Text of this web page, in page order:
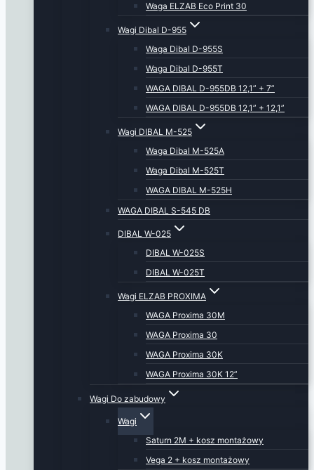
Waga ELZAB Eco Print 30
Wagi Dibal D-955
Waga Dibal D-955S
Waga Dibal D-955T
WAGA DIBAL D-955DB 12,1” + 7”
WAGA DIBAL D-955DB 12,1” + 12,1”
Wagi DIBAL M-525
Waga Dibal M-525A
Waga Dibal M-525T
WAGA DIBAL M-525H
WAGA DIBAL S-545 DB
DIBAL W-025
DIBAL W-025S
DIBAL W-025T
Wagi ELZAB PROXIMA
WAGA Proxima 30M
WAGA Proxima 30
WAGA Proxima 30K
WAGA Proxima 30K 12”
Wagi Do zabudowy
Wagi
Saturn 2M + kosz montażowy
Vega 2 + kosz montażowy